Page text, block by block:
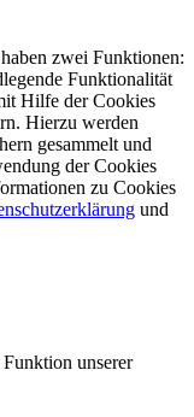
zwei Funktionen:
Funktionalität
Hilfe der Cookies
Hierzu werden
gesammelt und
der Cookies
zu Cookies
und
unserer